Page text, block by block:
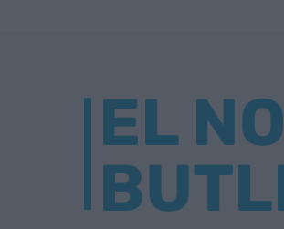
EL